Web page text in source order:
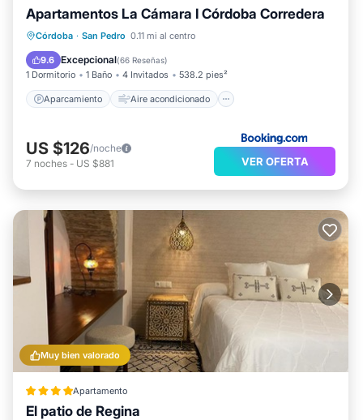
Apartamentos La Cámara I Córdoba Corredera
Córdoba · San Pedro 0.11 mi al centro
9.6 Excepcional(66 Reseñas)
1 Dormitorio 1 Baño 4 Invitados 538.2 pies²
Aparcamiento Aire acondicionado
Aparcamiento
Aire acondicionado
Internet
Apto para niños
US $126/noche
7 noches - US $881 VER OFERTA
Muy bien valorado
Apartamento
El patio de Regina